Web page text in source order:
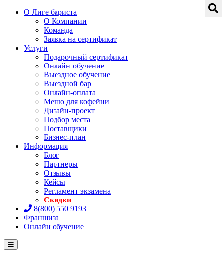
О Лиге бариста
О Компании
Команда
Заявка на сертификат
Услуги
Подарочный сертификат
Онлайн-обучение
Выездное обучение
Выездной бар
Онлайн-оплата
Меню для кофейни
Дизайн-проект
Подбор места
Поставщики
Бизнес-план
Информация
Блог
Партнеры
Отзывы
Кейсы
Регламент экзамена
Скидки
8(800) 550 9193
Франшиза
Онлайн обучение
Menu